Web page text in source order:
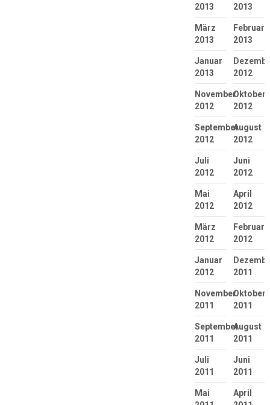
2013
2013
März
2013
Februar
2013
Januar
2013
2012
November
2012
Oktober
2012
September
2012
August
2012
Juli
2012
Juni
2012
Mai
2012
April
2012
März
2012
Februar
2012
Januar
2012
2011
November
2011
Oktober
2011
September
2011
August
2011
Juli
2011
Juni
2011
Mai
April